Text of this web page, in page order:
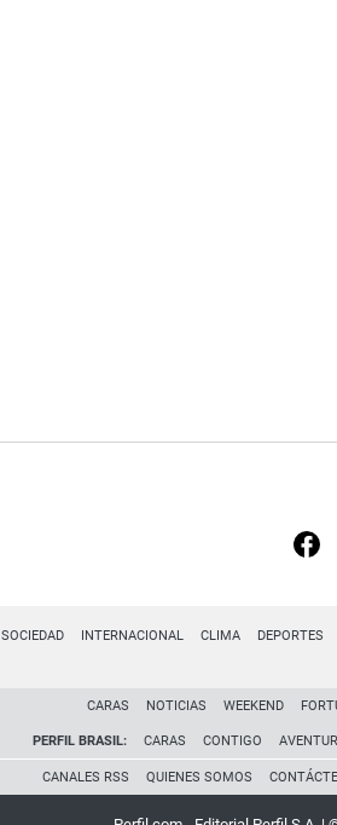
SOCIEDAD INTERNACIONAL CLIMA DEPORTES
CARAS NOTICIAS WEEKEND
PERFIL BRASIL: CARAS CONTIGO
CANALES RSS QUIENES SOMOS